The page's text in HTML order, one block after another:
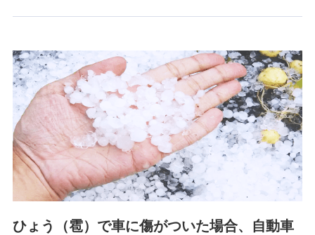
郵便、電話、およびＥメール等により、当社と取引のあるも
た維持管理等の委託業務遂行のため、またそれらに付帯、関
連する当社および提携会社のサービスを案内、提供するため
（なお、当社は複数の保険会社と取引があり、取得した個人
情報を取引のある他の保険会社の商品・サービスをご提案す
るために利用させていただくことがあります。）
上記に係る連絡・手続き・管理等付帯業務を行うため
3.セミナー募集サイトから取得した個人情報
各種セミナーの案内、開催のため
上記に係る連絡・手続き・管理等付帯業務を行うため
4.家族・友達紹介にて取得した個人情報
ひょう（雹）で車に傷がついた場合、自動車